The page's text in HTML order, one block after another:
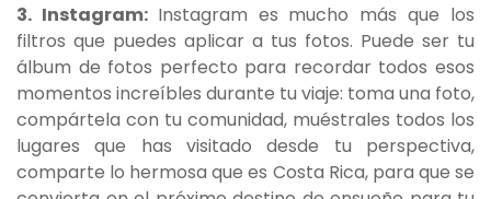
3. Instagram: Instagram es mucho más que los
filtros que puedes aplicar a tus fotos. Puede ser tu
álbum de fotos perfecto para recordar todos esos
momentos increíbles durante tu viaje: toma una foto,
compártela con tu comunidad, muéstrales todos los
lugares que has visitado desde tu perspectiva,
comparte lo hermosa que es Costa Rica, para que se